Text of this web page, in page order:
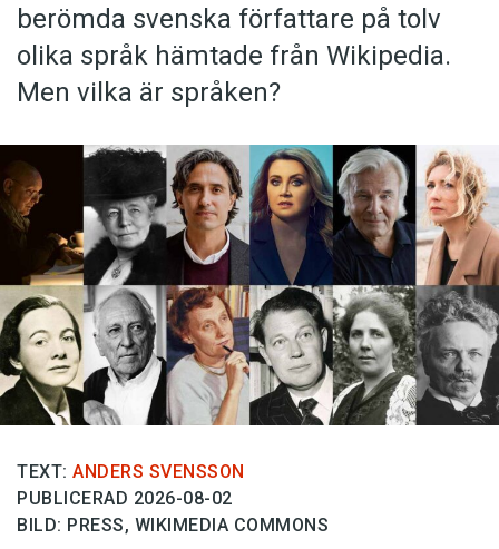
berömda svenska författare på tolv
olika språk hämtade från Wikipedia.
Men vilka är språken?
TEXT: ANDERS SVENSSON
PUBLICERAD 2026-08-02
BILD: PRESS, WIKIMEDIA COMMONS